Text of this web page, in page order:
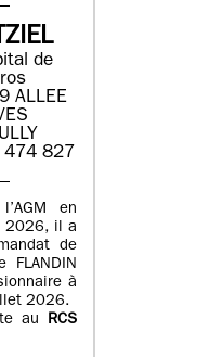
de
ALLEE
474 827
en
2026, il a
de
FLANDIN
à
2026.
au RCS